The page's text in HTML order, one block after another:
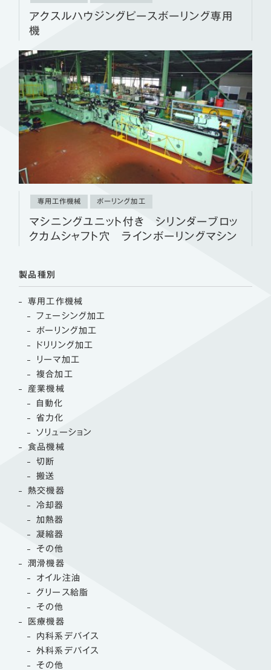
アクスルハウジングピースボーリング専用
機
専用工作機械 ボーリング加工
マシニングユニット付き シリンダーブロッ
クカムシャフト穴 ラインボーリングマシン
製品種別
専用工作機械
フェーシング加工
ボーリング加工
ドリリング加工
リーマ加工
複合加工
産業機械
自動化
省力化
ソリューション
食品機械
切断
搬送
熱交機器
冷却器
加熱器
凝縮器
その他
潤滑機器
オイル注油
グリース給脂
その他
医療機器
内科系デバイス
外科系デバイス
その他